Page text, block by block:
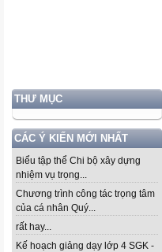
THƯ MỤC
CÁC Ý KIẾN MỚI NHẤT
Biểu tập thể Chi bộ xây dựng
nhiệm vụ trọng...
Chương trình công tác trọng tâm
của cá nhân Quý...
rất hay...
Kế hoạch giảng dạy lớp 4 SGK -